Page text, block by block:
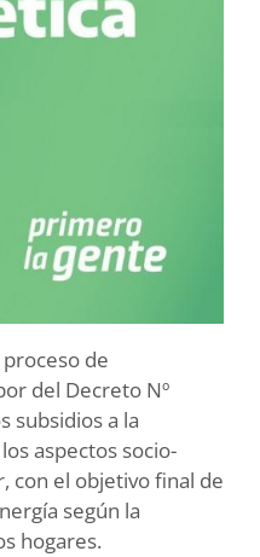
proceso de
del Decreto Nº
subsidios a la
aspectos socio-
con el objetivo final de
según la
hogares.